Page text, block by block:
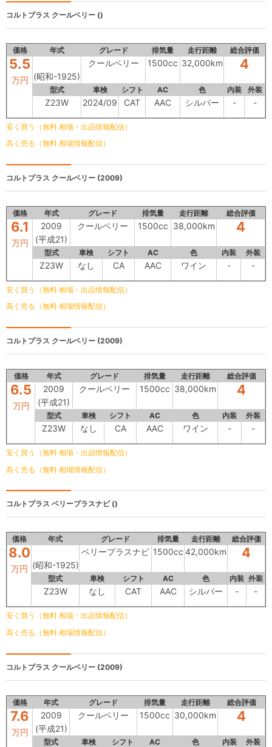
コルトプラス クールベリー ()
価格 年式 グレード 排気量 走行距離 総合評価
5.5
万円 (昭和-1925)
クールベリー 1500cc 32,000km 4
型式 車検 シフト AC 色 内装 外装
Z23W 2024/09 CAT AAC シルバー - -
安く買う（無料 相場・出品情報配信）
高く売る（無料 相場情報配信）
コルトプラス クールベリー (2009)
価格 年式 グレード 排気量 走行距離 総合評価
6.1
万円
2009
(平成21)
クールベリー 1500cc 38,000km 4
型式 車検 シフト AC 色 内装 外装
Z23W なし CA AAC ワイン - -
安く買う（無料 相場・出品情報配信）
高く売る（無料 相場情報配信）
コルトプラス クールベリー (2009)
価格 年式 グレード 排気量 走行距離 総合評価
6.5
万円
2009
(平成21)
クールベリー 1500cc 38,000km 4
型式 車検 シフト AC 色 内装 外装
Z23W なし CA AAC ワイン - -
安く買う（無料 相場・出品情報配信）
高く売る（無料 相場情報配信）
コルトプラス ベリープラスナビ ()
価格 年式 グレード 排気量 走行距離 総合評価
8.0
万円 (昭和-1925)
ベリープラスナビ 1500cc 42,000km 4
型式 車検 シフト AC 色 内装 外装
Z23W なし CAT AAC シルバー - -
安く買う（無料 相場・出品情報配信）
高く売る（無料 相場情報配信）
コルトプラス クールベリー (2009)
価格 年式 グレード 排気量 走行距離 総合評価
7.6
万円
2009
(平成21)
クールベリー 1500cc 30,000km 4
型式 車検 シフト AC 色 内装 外装